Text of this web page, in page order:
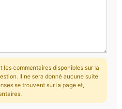
les commentaires disponibles sur la
Il ne sera donné aucune suite
se trouvent sur la page et,